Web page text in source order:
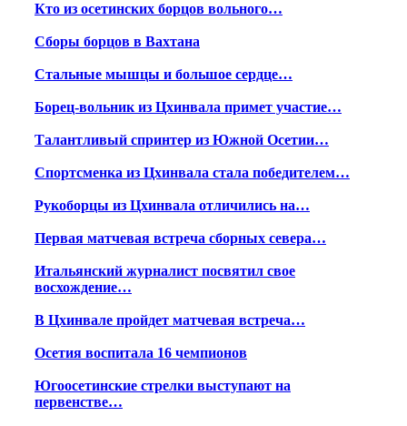
Кто из осетинских борцов вольного…
Сборы борцов в Вахтана
Стальные мышцы и большое сердце…
Борец-вольник из Цхинвала примет участие…
Талантливый спринтер из Южной Осетии…
Спортсменка из Цхинвала стала победителем…
Рукоборцы из Цхинвала отличились на…
Первая матчевая встреча сборных севера…
Итальянский журналист посвятил свое
восхождение…
В Цхинвале пройдет матчевая встреча…
Осетия воспитала 16 чемпионов
Югоосетинские стрелки выступают на
первенстве…